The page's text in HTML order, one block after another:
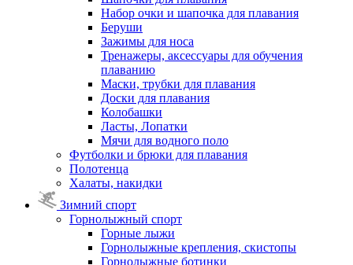
Набор очки и шапочка для плавания
Беруши
Зажимы для носа
Тренажеры, аксессуары для обучения
плаванию
Маски, трубки для плавания
Доски для плавания
Колобашки
Ласты, Лопатки
Мячи для водного поло
Футболки и брюки для плавания
Полотенца
Халаты, накидки
Зимний спорт
Горнолыжный спорт
Горные лыжи
Горнолыжные крепления, скистопы
Горнолыжные ботинки